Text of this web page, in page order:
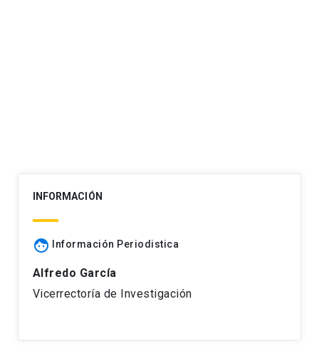
INFORMACIÓN
face Información Periodistica
Alfredo García
Vicerrectoría de Investigación